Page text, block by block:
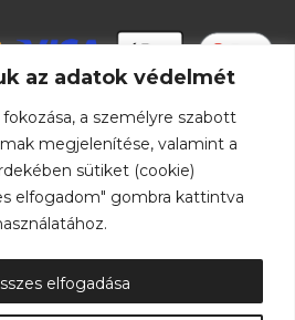
az adatok védelmét
a személyre szabott
megjelenítése, valamint a
sütiket (cookie)
elfogadom" gombra kattintva
elfogadása